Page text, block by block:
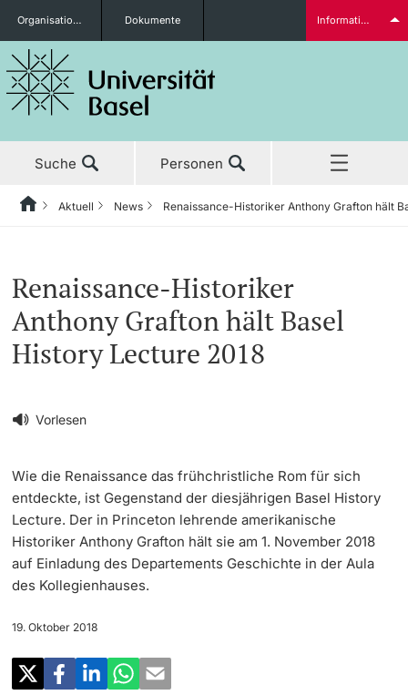
Studieninteressierte
weitere Informationen
Fördernde & Alumni
Organisationseinheiten Dokumente Informationen für...
Suche Personen
Aktuell
‡ ‡ ‡ ‡
News
‡ ‡ ‡ ‡
Newsletter bestellen
‡ ‡ ‡ ‡
Universität in den Medien
Veranstaltungskalender
‡ ‡ ‡ ‡ ‡ ‡ ‡ ‡ ‡ ‡ ‡ ‡
‡ ‡ ‡ ‡ ‡ ‡ ‡ ‡ ‡ ‡ ‡ ‡
UNI NOVA
‡ ‡ ‡ ‡ ‡ ‡ ‡ ‡ ‡ ‡ ‡ ‡ ‡ ‡ ‡ ‡
Studium
Forschung
Lehre
‡ ‡ ‡ ‡ ‡ ‡ ‡ ‡ ‡ ‡ ‡ ‡ ‡ ‡ ‡ ‡ ‡ ‡ ‡ ‡ ‡ ‡ ‡ ‡
Weiterbildung
‡ ‡ ‡ ‡ ‡ ‡ ‡ ‡ ‡ ‡ ‡ ‡ ‡ ‡ ‡ ‡ ‡ ‡ ‡ ‡ ‡ ‡ ‡ ‡ ‡ ‡ ‡ ‡ ‡ ‡ ‡ ‡ ‡ ‡ ‡ ‡ ‡ ‡ ‡ ‡ ‡
HomeZurückAktuell News Renaissance-Historiker Anthony Grafton hält
Vorlesen
Renaissance-Historiker
Anthony Grafton hält Basel
History Lecture 2018
Wie die Renaissance das frühchristliche Rom für sich
entdeckte, ist Gegenstand der diesjährigen Basel History
Lecture. Der in Princeton lehrende amerikanische
Historiker Anthony Grafton hält sie am 1. November 2018
auf Einladung des Departements Geschichte in der Aula
des Kollegienhauses.
19. Oktober 2018